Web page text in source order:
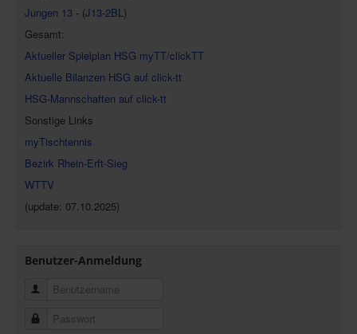
Jungen 13 - (J13-2BL)
Gesamt:
Aktueller Spielplan HSG myTT/clickTT
Aktuelle Bilanzen HSG auf click-tt
HSG-Mannschaften auf click-tt
Sonstige Links
myTischtennis
Bezirk Rhein-Erft-Sieg
WTTV
(update: 07.10.2025)
Benutzer-Anmeldung
Benutzername
Passwort